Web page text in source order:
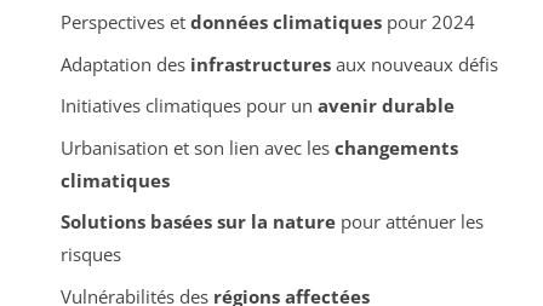
Perspectives et données climatiquespour 2024
Adaptation des infrastructuresaux nouveaux défis
Initiatives climatiques pour un avenir durable
Urbanisation et son lien avec les changements
climatiques
Solutions basées sur la naturepour atténuer les
risques
Vulnérabilités des régions affectées